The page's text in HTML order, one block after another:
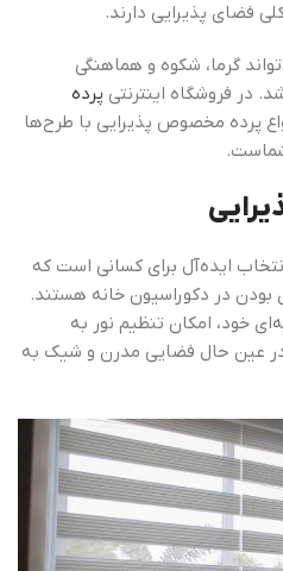
فضای پذیرایی دارند.
گرما، شکوه و هماهنگی
در فروشگاه اینترنتی پرده
پرده مخصوص پذیرایی با طرح‌ها
ایده‌آل برای کسانی است که
بودن در دکوراسیون خانه هستند.
خود، امکان تنظیم نور به
در عین حال فضایی مدرن و شیک به